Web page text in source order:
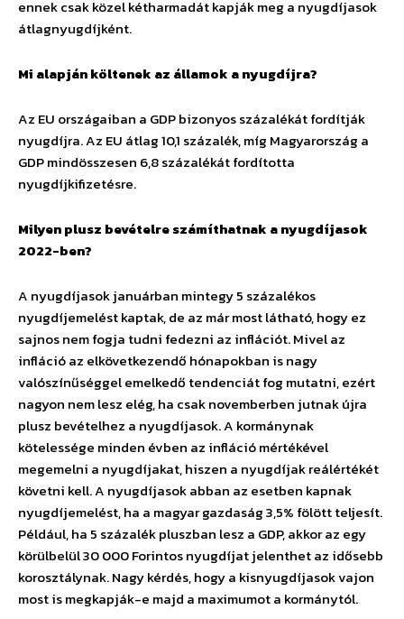
ennek csak közel kétharmadát kapják meg a nyugdíjasok
átlagnyugdíjként.
Mi alapján költenek az államok a nyugdíjra?
Az EU országaiban a GDP bizonyos százalékát fordítják
nyugdíjra. Az EU átlag 10,1 százalék, míg Magyarország a
GDP mindösszesen 6,8 százalékát fordította
nyugdíjkifizetésre.
Milyen plusz bevételre számíthatnak a nyugdíjasok
2022-ben?
A nyugdíjasok januárban mintegy 5 százalékos
nyugdíjemelést kaptak, de az már most látható, hogy ez
sajnos nem fogja tudni fedezni az inflációt. Mivel az
infláció az elkövetkezendő hónapokban is nagy
valószínűséggel emelkedő tendenciát fog mutatni, ezért
nagyon nem lesz elég, ha csak novemberben jutnak újra
plusz bevételhez a nyugdíjasok. A kormánynak
kötelessége minden évben az infláció mértékével
megemelni a nyugdíjakat, hiszen a nyugdíjak reálértékét
követni kell. A nyugdíjasok abban az esetben kapnak
nyugdíjemelést, ha a magyar gazdaság 3,5% fölött teljesít.
Például, ha 5 százalék pluszban lesz a GDP, akkor az egy
körülbelül 30 000 Forintos nyugdíjat jelenthet az idősebb
korosztálynak. Nagy kérdés, hogy a kisnyugdíjasok vajon
most is megkapják-e majd a maximumot a kormánytól.